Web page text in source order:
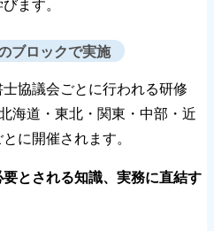
ます。
ブロックで実施
協議会ごとに行われる研修
海道・東北・関東・中部・近
に開催されます。
とされる知識、実務に直結す